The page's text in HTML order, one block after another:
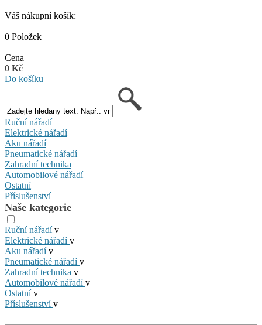
Váš nákupní košík:
0 Položek
Cena
0 Kč
Do košíku
Ruční nářadí
Elektrické nářadí
Aku nářadí
Pneumatické nářadí
Zahradní technika
Automobilové nářadí
Ostatní
Příslušenství
Naše kategorie
Ruční nářadív
Elektrické nářadív
Aku nářadív
Pneumatické nářadív
Zahradní technika v
Automobilové nářadív
Ostatnív
Příslušenstvív